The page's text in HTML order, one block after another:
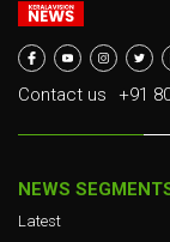
Contact us +91
NEWS
Latest